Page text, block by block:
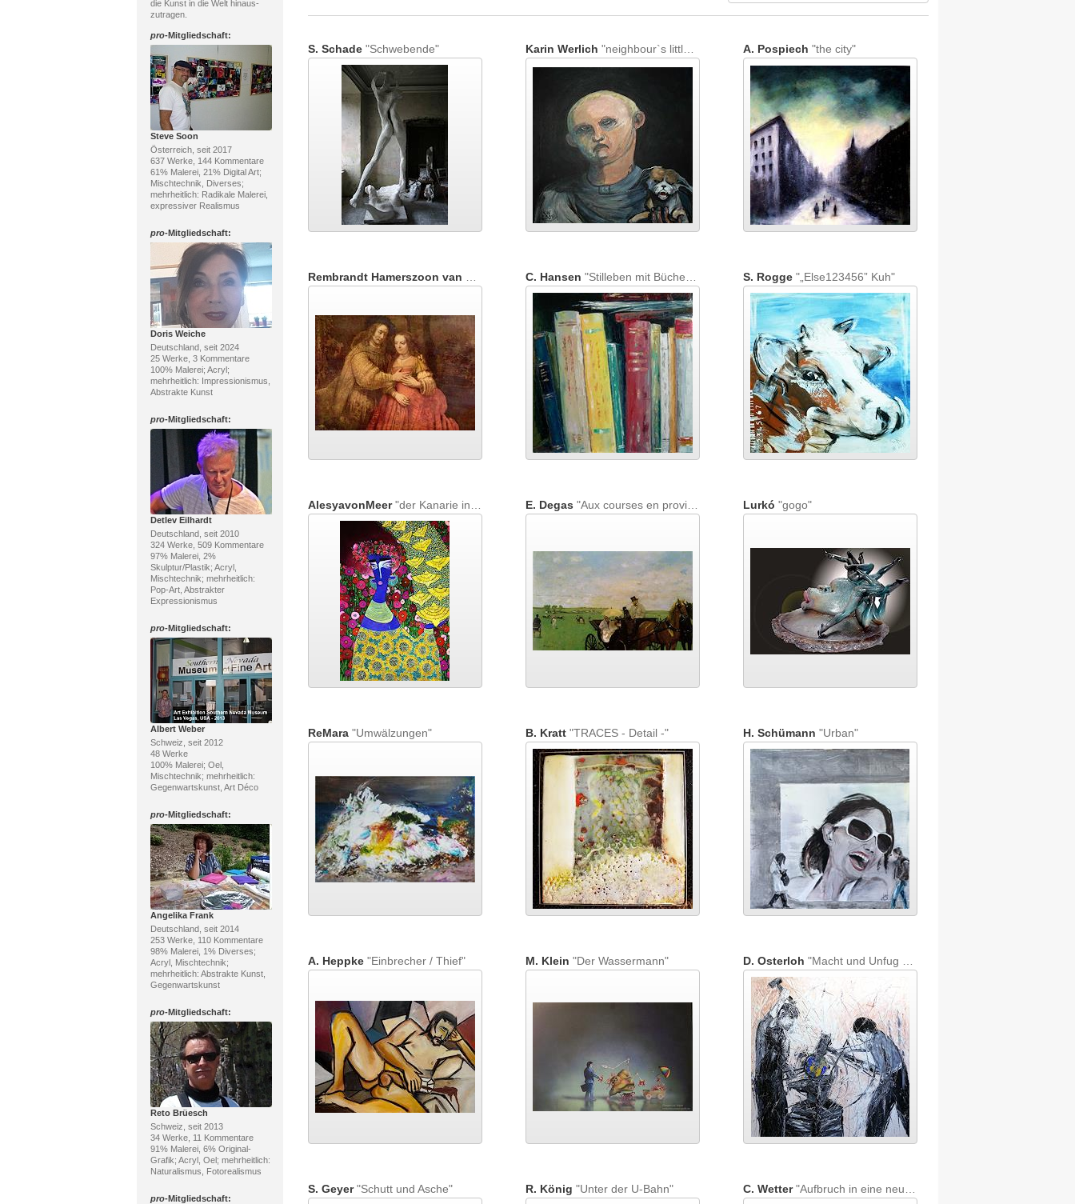
die Kunst in die Welt hinaus-
zutragen.
pro-Mitgliedschaft:
Steve Soon
Österreich, seit 2017
637 Werke, 144 Kommentare
61% Malerei, 21% Digital Art;
Mischtechnik, Diverses;
mehrheitlich: Radikale Malerei,
expressiver Realismus
pro-Mitgliedschaft:
Doris Weiche
Deutschland, seit 2024
25 Werke, 3 Kommentare
100% Malerei; Acryl;
mehrheitlich: Impressionismus,
Abstrakte Kunst
pro-Mitgliedschaft:
Detlev Eilhardt
Deutschland, seit 2010
324 Werke, 509 Kommentare
97% Malerei, 2%
Skulptur/Plastik; Acryl,
Mischtechnik; mehrheitlich:
Pop-Art, Abstrakter
Expressionismus
pro-Mitgliedschaft:
Albert Weber
Schweiz, seit 2012
48 Werke
100% Malerei; Oel,
Mischtechnik; mehrheitlich:
Gegenwartskunst, Art Déco
pro-Mitgliedschaft:
Angelika Frank
Deutschland, seit 2014
253 Werke, 110 Kommentare
98% Malerei, 1% Diverses;
Acryl, Mischtechnik;
mehrheitlich: Abstrakte Kunst,
Gegenwartskunst
pro-Mitgliedschaft:
Reto Brüesch
Schweiz, seit 2013
34 Werke, 11 Kommentare
91% Malerei, 6% Original-
Grafik; Acryl, Oel; mehrheitlich:
Naturalismus, Fotorealismus
pro-Mitgliedschaft:
S. Schade"Schwebende" Karin Werlich "neighbour`s little wolfe" A. Pospiech "the city"
"Die Judenbraut (Das Brautpaar)"
C. Hansen "Stilleben mit Bücher | Bibliothek" S. Rogge"„Else123456” Kuh"
AlesyavonMeer"der Kanarie in dem bordeauxroten Garten" E. Degas "Aux courses en province" Lurkó "gogo"
ReMara"Umwälzungen" B. Kratt"TRACES - Detail -" H. Schümann "Urban"
A. Heppke"Einbrecher / Thief" M. Klein "Der Wassermann" D. Osterloh "Macht und Unfug am Werke"
S. Geyer"Schutt und Asche" R. König "Unter der U-Bahn" C. Wetter"Aufbruch in eine neue Zeit"